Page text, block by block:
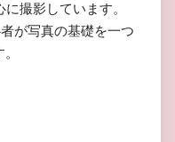
撮影しています。
が写真の基礎を一つ